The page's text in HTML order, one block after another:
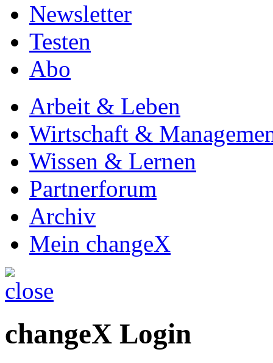
Newsletter
Testen
Abo
Arbeit & Leben
Wirtschaft &
Wissen & Lernen
Partnerforum
Archiv
Mein changeX
changeX Login